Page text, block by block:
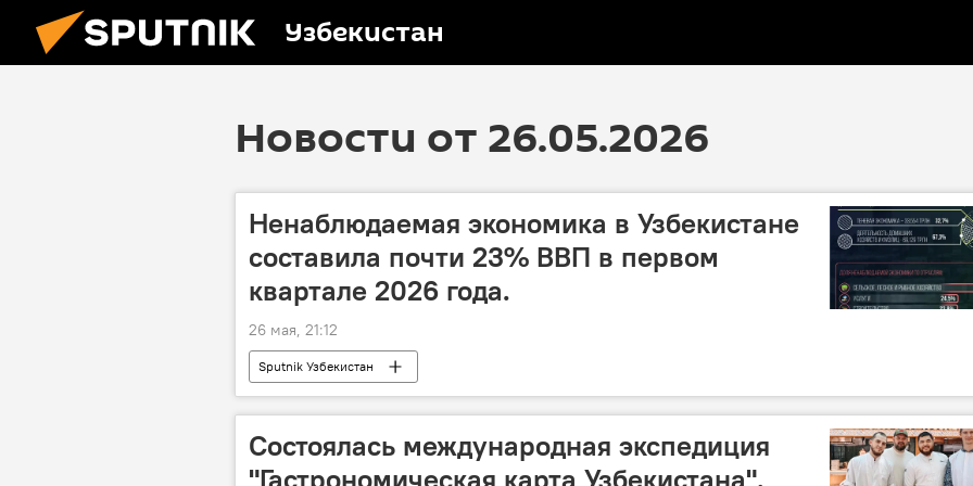
Узбекистан
Новости от 26.05.2026
Ненаблюдаемая экономика в Узбекистане
составила почти 23% ВВП в первом
квартале 2026 года.
26 мая, 21:12
Sputnik Узбекистан
Cостоялась международная экспедиция